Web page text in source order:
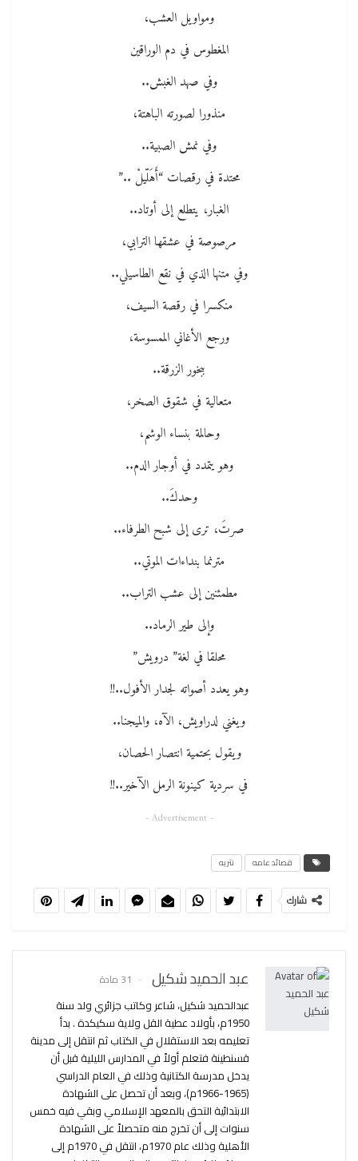
ومواويل العشب،
المغطوس في دم الوراقين
وفي صهد الغبش..
منذورا لصورته الباهتة،
وفي نمش الصبية..
محتدة في رقصات “أَهَلّيلْ ..”
الغبار، يتطلع إلى أوتاد..
مرصوصة في عشقها الترابي،
وفي متنها الذي في نقع الطاسيلي..
منكسرا في رقصة السيف،
ورجع الأغاني الممسوسة،
ببخور الزرقة..
متعالية في شقوق الصخر،
وحالمة بنساء الوشم،
وهو يتمدد في أوجار الدم..
وحدكَ..
صرتَ، ترى إلى شبح الطرفاء..
مترنما بنداءات الموتي..
مطمئنين إلى عشب التراب..
وإلى طير الرماد..
محلقا في لغة” درويش”
وهو يعدد أصواته لجدار الأفول..!!
ويغني لدراويش، الآه، والميجنا..
ويقول بحتمية انتصار الحصان،
في سردية كينونة الرمل الآخير..!!
- Advertisement -
قصائد عامه نثريه
شارك
عبد الحميد شكيل 31 مادة
عبدالحميد شكيل، شاعر وكاتب جزائري ولد سنة
1950م، بأولاد عطية القل ولاية سكيكدة . بدأ
تعليمه بعد الاستقلال في الكتاب ثم انتقل إلى مدينة
قسنطينة فتعلم أولاً في المدارس الليلية قبل أن
يدخل مدرسة الكتانية وذلك في العام الدراسي
(1965-1966م)، وبعد أن تحصل على الشهادة
الابتدائية التحق بالمعهد الإسلامي وبقي فيه خمس
سنوات إلى أن تخرج منه متحصلاً على الشهادة
الأهلية وذلك عام 1970م، انتقل في 1970م إلى